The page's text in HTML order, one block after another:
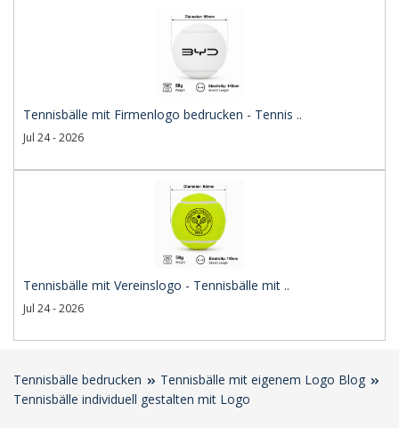
Tennisbälle mit Firmenlogo bedrucken - Tennis ..
Jul 24 - 2026
Tennisbälle mit Vereinslogo - Tennisbälle mit ..
Jul 24 - 2026
Tennisbälle bedrucken
Tennisbälle mit eigenem Logo Blog
Tennisbälle individuell gestalten mit Logo